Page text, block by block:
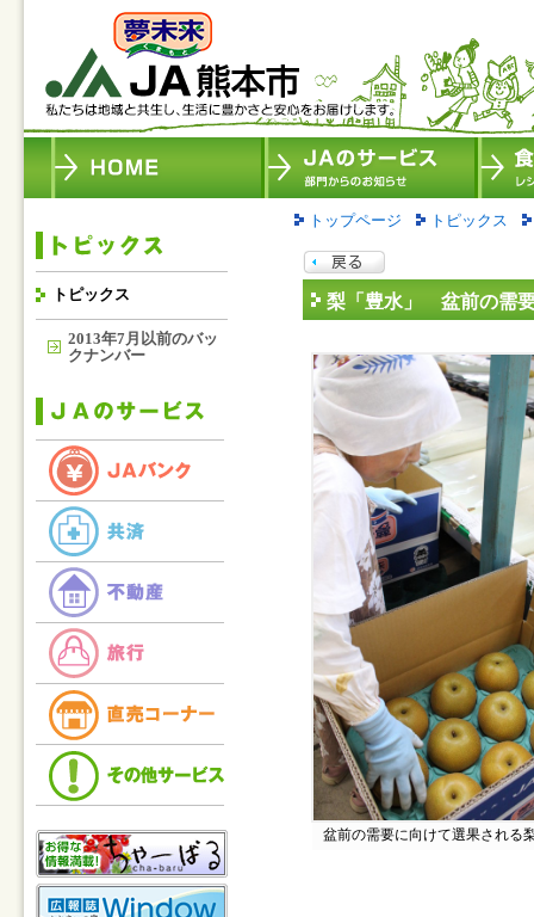
トピックス
2013年7月以前のバッ
クナンバー
トップページ トピックス
梨「豊水」 盆前の需
盆前の需要に向けて選果される